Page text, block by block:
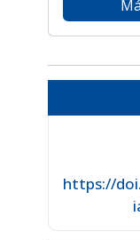
https://